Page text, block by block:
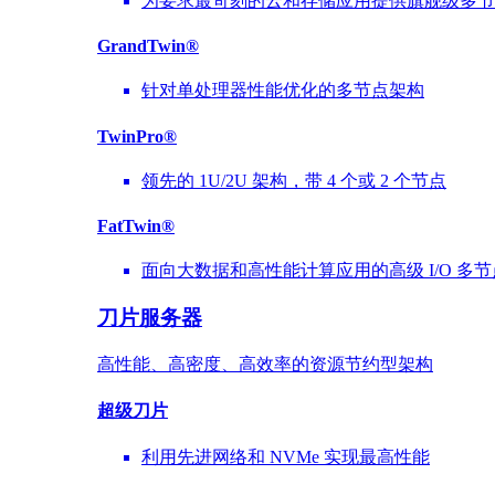
GrandTwin®
针对单处理器性能优化的多节点架构
TwinPro®
领先的 1U/2U 架构，带 4 个或 2 个节点
FatTwin®
面向大数据和高性能计算应用的高级 I/O 多
刀片服务器
高性能、高密度、高效率的资源节约型架构
超级刀片
利用先进网络和 NVMe 实现最高性能